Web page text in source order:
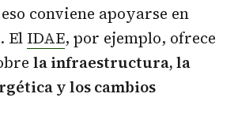
conviene apoyarse en
El IDAE, por ejemplo, ofrece
la infraestructura, la
y los cambios